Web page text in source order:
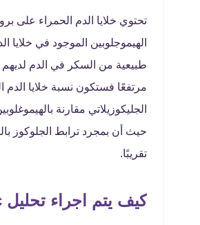
الهيموجلوبين الموجود في خلايا
طبيعية من السكر في الدم لديهم
تقريبًا.
كيف يتم اجراء تحليل hbalc